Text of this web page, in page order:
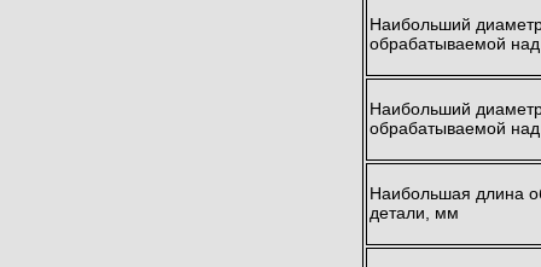
Наибольший
обрабатываемой
Наибольший
обрабатываемой
Наибольшая длина
детали, мм